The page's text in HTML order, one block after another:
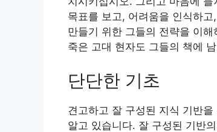
목표를 보고, 어려움을 인식하
만들기 위한 그들의 전략을 이
죽은 고대 현자도 그들의 책에
단단한 기초
견고하고 잘 구성된 지식 기반
알고 있습니다. 잘 구성된 기반